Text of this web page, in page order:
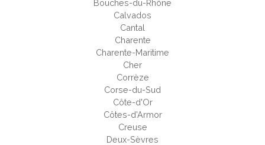
Bouches-du-Rhône
Calvados
Cantal
Charente
Charente-Maritime
Cher
Corrèze
Corse-du-Sud
Côte-d'Or
Côtes-d'Armor
Creuse
Deux-Sèvres